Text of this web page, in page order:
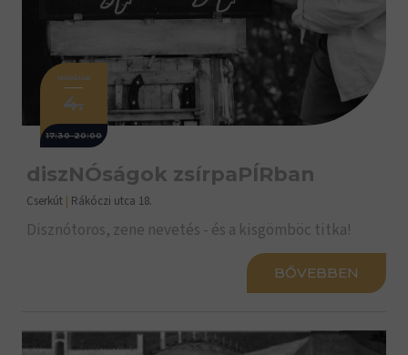
MÁRCIUS
4.
17:30-20:00
diszNÓságok zsírpaPÍRban
Cserkút | Rákóczi utca 18.
Disznótoros, zene nevetés - és a kisgömböc titka!
BŐVEBBEN